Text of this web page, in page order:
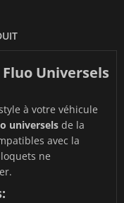
Universels
à votre véhicule
universels de la
avec la
ne